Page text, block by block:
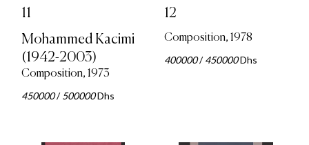
11
Mohammed Kacimi
(1942-2003)
Composition, 1973
450000/500000Dhs
12
Composition, 1978
400000/450000Dhs